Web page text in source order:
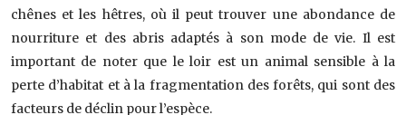
chênes et les hêtres, où il peut trouver une abondance de
nourriture et des abris adaptés à son mode de vie. Il est
important de noter que le loir est un animal sensible à la
perte d’habitat et à la fragmentation des forêts, qui sont des
facteurs de déclin pour l’espèce.